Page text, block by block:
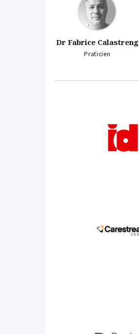
Dr Fabrice Calastreng
Praticien